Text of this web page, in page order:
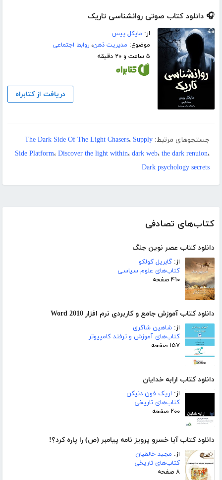
کتاب‌های تصادفی
دانلود کتاب عصر نوین جنگ
از: گابریل کولکو
کتاب‌های علوم سیاسی
۴۱۰ صفحه
دانلود کتاب آموزش جامع و کاربردی نرم افزار Word 2010
از: شاهین شاکری
کتاب‌های آموزش و ترفند کامپیوتر
۱۵۷ صفحه
دانلود کتاب ارابه خدایان
از: اریک فون دنیکن
کتاب‌های تاریخی
۲۰۰ صفحه
دانلود کتاب آیا خسرو پرویز نامه پیامبر (ص) را پاره کرد؟!
از: مجید خالقیان
کتاب‌های تاریخی
۸ صفحه
🎧 دانلود کتاب صوتی روانشناسی تاریک
از: مایکل پیس
موضوع: مدیریت ذهن،روابط اجتماعی
۵ ساعت و ۲۰ دقیقه
دریافت از کتابراه
جستجوهای مرتبط: The Dark Side Of The Light Chasers، Supply
Side Platform، Discover the light within، dark web، the dark renuion،
Dark psychology secrets